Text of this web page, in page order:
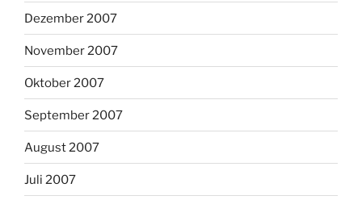
Dezember 2007
November 2007
Oktober 2007
September 2007
August 2007
Juli 2007